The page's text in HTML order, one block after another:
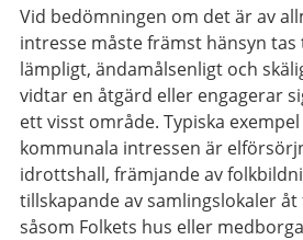
Vid bedömningen om det är av
intresse måste främst hänsyn
lämpligt, ändamålsenligt och
vidtar en åtgärd eller engagerar
ett visst område. Typiska
kommunala intressen är
idrottshall, främjande av
tillskapande av samlingslokaler
såsom Folkets hus eller